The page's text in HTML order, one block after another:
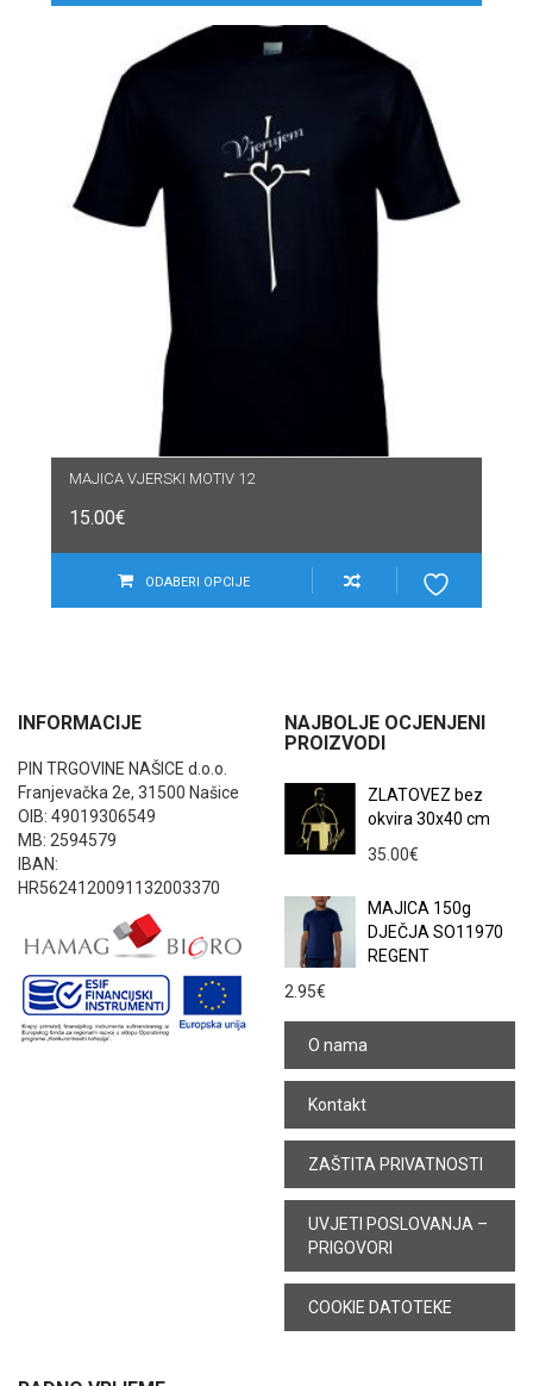
MAJICA VJERSKI MOTIV 12
15.00€
ODABERI OPCIJE
INFORMACIJE
PIN TRGOVINE NAŠICE d.o.o.
Franjevačka 2e, 31500 Našice
OIB: 49019306549
MB: 2594579
IBAN:
HR5624120091132003370
NAJBOLJE OCJENJENI
PROIZVODI
ZLATOVEZ bez
okvira 30x40 cm
35.00€
MAJICA 150g
DJEČJA SO11970
REGENT
2.95€
O nama
Kontakt
ZAŠTITA PRIVATNOSTI
UVJETI POSLOVANJA –
PRIGOVORI
COOKIE DATOTEKE